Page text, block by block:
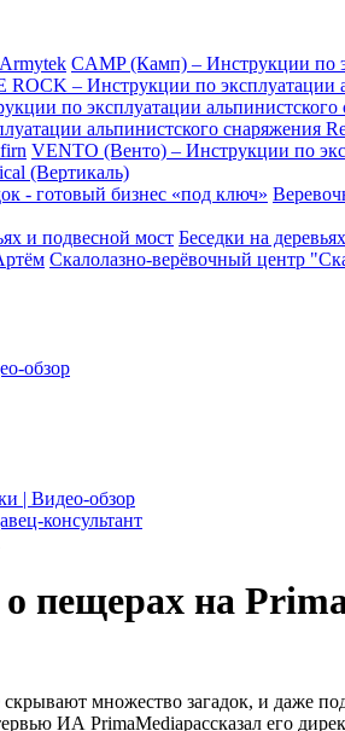
CAMP (Камп) – Инструкции по
ROCK – Инструкции по эксплуатации
по эксплуатации
альпинистского снаряжения
VENTO (Венто) – Инструкции по
(Вертикаль)
- готовый бизнес «под ключ»
и подвесной мост Беседки на
Скалолазно-верёвочный центр
обзор
| Видео-обзор
консультант
пещерах на
множество загадок, и даже
ИА PrimaMediaрассказал его